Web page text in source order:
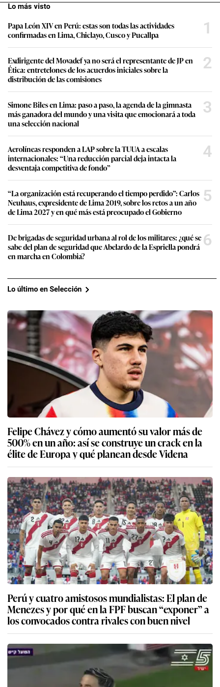
Lo más visto
Papa León XIV en Perú: estas son todas las actividades
confirmadas en Lima, Chiclayo, Cusco y Pucallpa
1
Exdirigente del Movadef ya no será el representante de JP en
Ética: entretelones de los acuerdos iniciales sobre la
distribución de las comisiones
2
Simone Biles en Lima: paso a paso, la agenda de la gimnasta
más ganadora del mundo y una visita que emocionará a toda
una selección nacional
3
Aerolíneas responden a LAP sobre la TUUA a escalas
internacionales: “Una reducción parcial deja intacta la
desventaja competitiva de fondo”
4
“La organización está recuperando el tiempo perdido”: Carlos
Neuhaus, expresidente de Lima 2019, sobre los retos a un año
de Lima 2027 y en qué más está preocupado el Gobierno
5
De brigadas de seguridad urbana al rol de los militares: ¿qué se
sabe del plan de seguridad que Abelardo de la Espriella pondrá
en marcha en Colombia?
6
Lo último en Selección
Felipe Chávez y cómo aumentó su valor más de
500% en un año: así se construye un crack en la
élite de Europa y qué planean desde Videna
Perú y cuatro amistosos mundialistas: El plan de
Menezes y por qué en la FPF buscan “exponer” a
los convocados contra rivales con buen nivel